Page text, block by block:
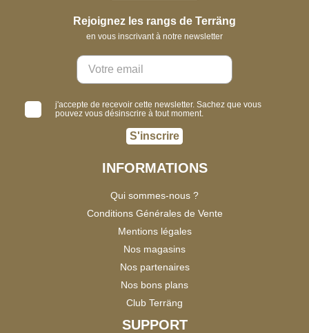
Rejoignez les rangs de Terräng
en vous inscrivant à notre newsletter
j'accepte de recevoir cette newsletter. Sachez que vous
pouvez vous désinscrire à tout moment.
S'inscrire
INFORMATIONS
Qui sommes-nous ?
Conditions Générales de Vente
Mentions légales
Nos magasins
Nos partenaires
Nos bons plans
Club Terräng
SUPPORT